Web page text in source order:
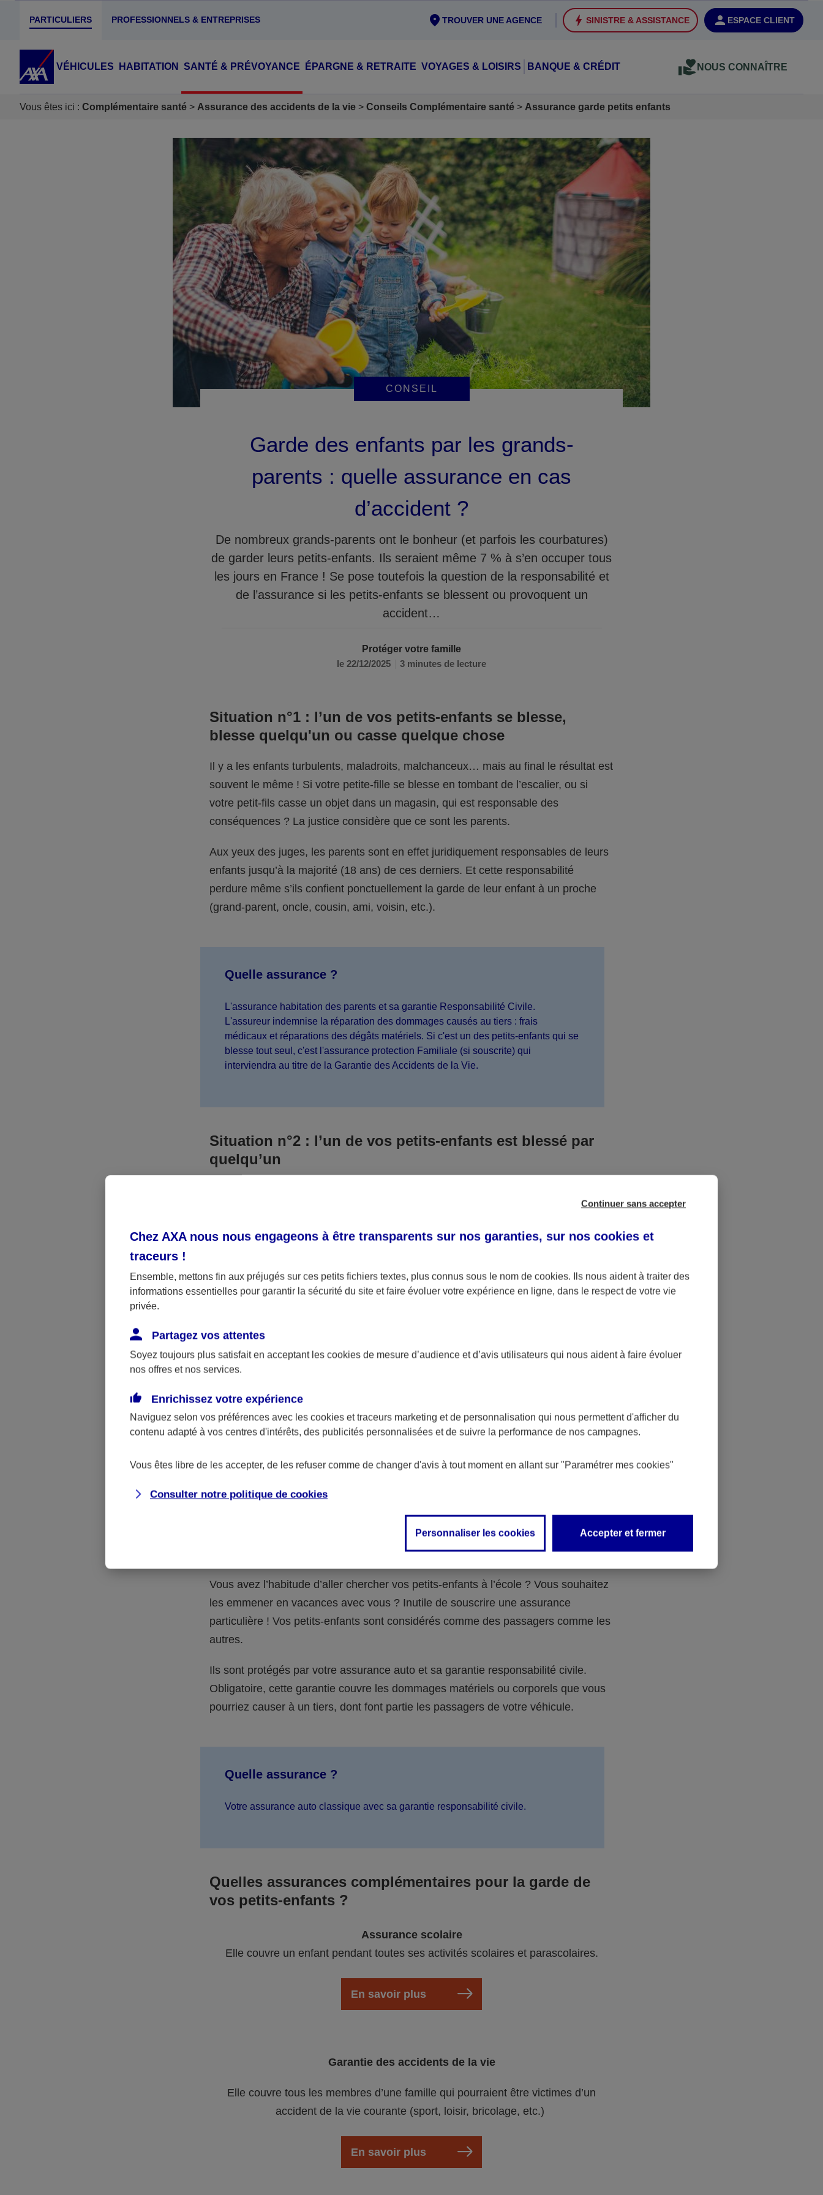
PARTICULIERS PROFESSIONNELS & ENTREPRISES ESPACE CLIENT
SINISTRE & ASSISTANCE
TROUVER UNE AGENCE
VÉHICULES HABITATION SANTÉ & PRÉVOYANCE ÉPARGNE & RETRAITE VOYAGES & LOISIRS BANQUE & CRÉDIT NOUS CONNAÎTRE
Vous êtes ici : Complémentaire santé Assurance des accidents de la vie Conseils Complémentaire santé Assurance garde petits enfants
CONSEIL
Protéger votre famille
le 22/12/2025
3 minutes de lecture
Garde des enfants par les grands-
parents : quelle assurance en cas
d’accident ?
De nombreux grands-parents ont le bonheur (et parfois les courbatures)
de garder leurs petits-enfants. Ils seraient même 7 % à s’en occuper tous
les jours en France ! Se pose toutefois la question de la responsabilité et
de l’assurance si les petits-enfants se blessent ou provoquent un
accident…
Situation n°1 : l’un de vos petits-enfants se blesse,
blesse quelqu'un ou casse quelque chose
Il y a les enfants turbulents, maladroits, malchanceux… mais au final le résultat est
souvent le même ! Si votre petite-fille se blesse en tombant de l’escalier, ou si
votre petit-fils casse un objet dans un magasin, qui est responsable des
conséquences ? La justice considère que ce sont les parents.
Aux yeux des juges, les parents sont en effet juridiquement responsables de leurs
enfants jusqu’à la majorité (18 ans) de ces derniers. Et cette responsabilité
perdure même s’ils confient ponctuellement la garde de leur enfant à un proche
(grand-parent, oncle, cousin, ami, voisin, etc.).
Quelle assurance ?
L'assurance habitation des parents et sa garantie Responsabilité Civile.
L'assureur indemnise la réparation des dommages causés au tiers : frais
médicaux et réparations des dégâts matériels. Si c'est un des petits-enfants qui se
blesse tout seul, c'est l'assurance protection Familiale (si souscrite) qui
interviendra au titre de la Garantie des Accidents de la Vie.
Situation n°2 : l’un de vos petits-enfants est blessé par
quelqu’un
responsable. Aux yeux de la justice, le responsable est la personne ayant entrainé
médicaux et éventuelles indemnisations en guise de dommage.
Néanmoins, si aucun responsable n’a été désigné ou retrouvé pour l’accident dont
a été victime votre petit-fils ou petite-fille, seule une assurance spécifique
fonctionner.
Quelle assurance ?
La responsabilité civile de la personne désignée comme responsable de
accidents de la vie) que vous auriez souscrite pour votre famille.
Situation n°3 : vous avez un accident de voiture avec vos
Vous avez l’habitude d’aller chercher vos petits-enfants à l’école ? Vous souhaitez
les emmener en vacances avec vous ? Inutile de souscrire une assurance
particulière ! Vos petits-enfants sont considérés comme des passagers comme les
autres.
Ils sont protégés par votre assurance auto et sa garantie responsabilité civile.
Obligatoire, cette garantie couvre les dommages matériels ou corporels que vous
pourriez causer à un tiers, dont font partie les passagers de votre véhicule.
Quelle assurance ?
Votre assurance auto classique avec sa garantie responsabilité civile.
Quelles assurances complémentaires pour la garde de
vos petits-enfants ?
Assurance scolaire
Elle couvre un enfant pendant toutes ses activités scolaires et parascolaires.
En savoir plus
Garantie des accidents de la vie
Elle couvre tous les membres d’une famille qui pourraient être victimes d’un
accident de la vie courante (sport, loisir, bricolage, etc.)
En savoir plus
Continuer sans accepter
Chez AXA nous nous engageons à être transparents sur nos garanties, sur nos cookies et
traceurs !
Ensemble, mettons fin aux préjugés sur ces petits fichiers textes, plus connus sous le nom de cookies. Ils nous aident à traiter des
informations essentielles pour garantir la sécurité du site et faire évoluer votre expérience en ligne, dans le respect de votre vie
privée.
Partagez vos attentes
Soyez toujours plus satisfait en acceptant les cookies de mesure d’audience et d’avis utilisateurs qui nous aident à faire évoluer
nos offres et nos services.
Enrichissez votre expérience
Naviguez selon vos préférences avec les cookies et traceurs marketing et de personnalisation qui nous permettent d'afficher du
contenu adapté à vos centres d'intérêts, des publicités personnalisées et de suivre la performance de nos campagnes.
Vous êtes libre de les accepter, de les refuser comme de changer d'avis à tout moment en allant sur "Paramétrer mes cookies"
Consulter notre politique de cookies
Personnaliser les cookies Accepter et fermer